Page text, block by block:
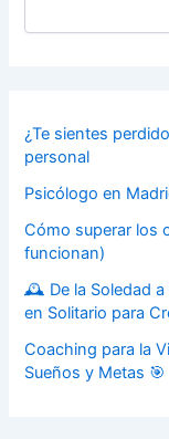
¿Te sientes
personal
Psicólogo en
Cómo superar los
funcionan)
🕰️ De la Soledad a
en Solitario para
Coaching para la
Sueños y Metas 🎯